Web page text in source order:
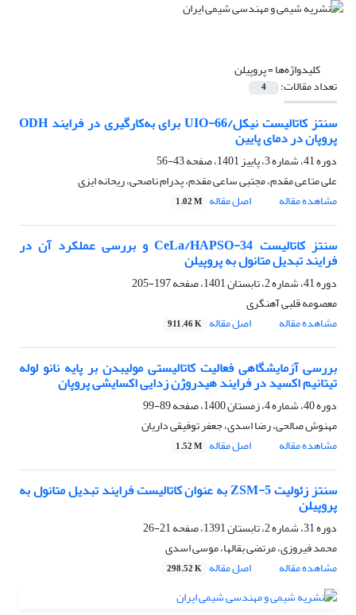
کلیدواژه‌ها =پروپیلن
تعداد مقالات: 4
سنتز کاتالیست نیکل/UIO-66 برای به‌کارگیری در فرایند ODH
پروپان در دمای پایین
دوره 41، شماره 3، پاییز 1401، صفحه
43-56
علی متاعی مقدم، مجتبی ساعی مقدم، پدرام ناصحی، ریحانه ایزی
مشاهده مقاله
اصل مقاله 1.02 M
سنتز کاتالیست CeLa/HAPSO-34 و بررسی عملکرد آن در
فرایند تبدیل متانول به پروپیلن
دوره 41، شماره 2، تابستان 1401، صفحه
197-205
معصومه قلبی آهنگری
مشاهده مقاله
اصل مقاله 911.46 K
بررسی آزمایشگاهی فعالیت کاتالیستی مولیبدن بر پایه نانو لوله
تیتانیم اکسید در فرایند هیدروژن زدایی اکسایشی پروپان
دوره 40، شماره 4، زمستان 1400، صفحه
89-99
مهنوش صالحی، رضا اسدی، جعفر توفیقی داریان
مشاهده مقاله
اصل مقاله 1.52 M
سنتز زئولیت ZSM-5 به عنوان کاتالیست فرایند تبدیل متانول به
پروپیلن
دوره 31، شماره 2، تابستان 1391، صفحه
21-26
محمد فیروزی، مرتضی بقالها، موسی اسدی
مشاهده مقاله
اصل مقاله 298.52 K